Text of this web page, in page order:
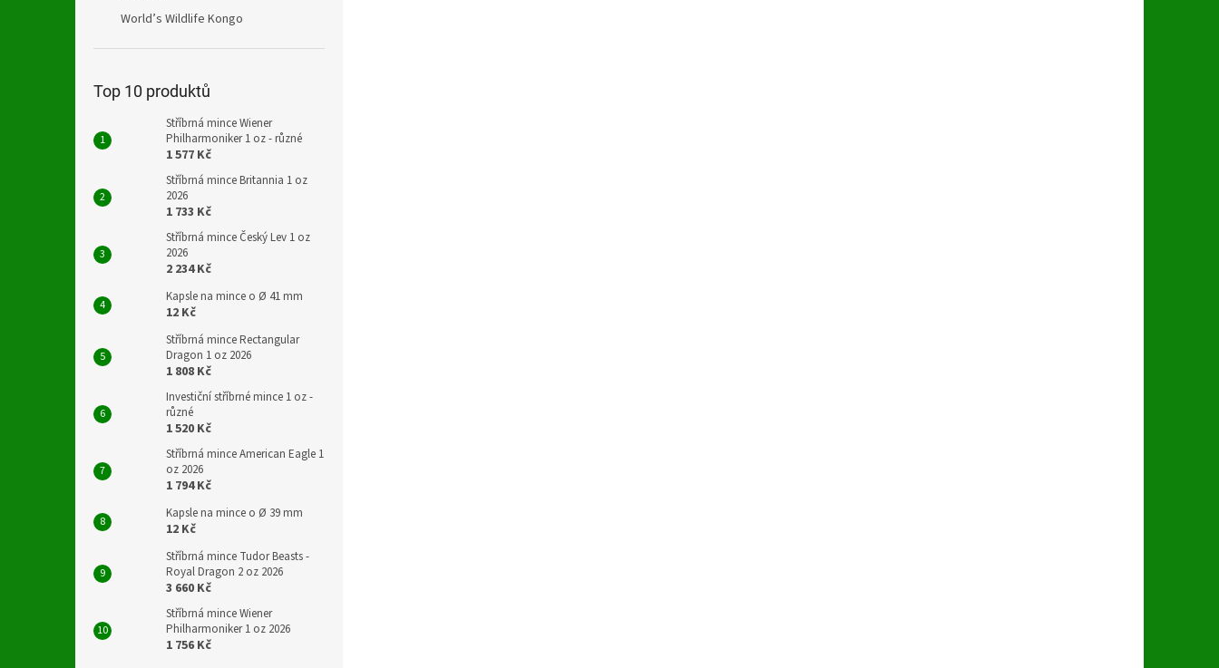
World’s Wildlife Kongo
Top 10 produktů
Stříbrná mince Wiener
Philharmoniker 1 oz - různé
1 577 Kč
Stříbrná mince Britannia 1 oz
2026
1 733 Kč
Stříbrná mince Český Lev 1 oz
2026
2 234 Kč
Kapsle na mince o Ø 41 mm
12 Kč
Stříbrná mince Rectangular
Dragon 1 oz 2026
1 808 Kč
Investiční stříbrné mince 1 oz -
různé
1 520 Kč
Stříbrná mince American Eagle 1
oz 2026
1 794 Kč
Kapsle na mince o Ø 39 mm
12 Kč
Stříbrná mince Tudor Beasts -
Royal Dragon 2 oz 2026
3 660 Kč
Stříbrná mince Wiener
Philharmoniker 1 oz 2026
1 756 Kč